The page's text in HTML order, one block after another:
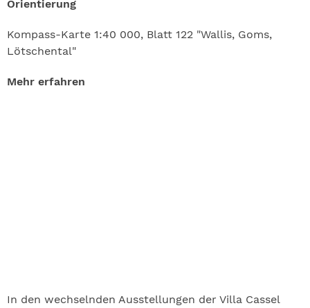
Orientierung
Kompass-Karte 1:40 000, Blatt 122 "Wallis, Goms,
Lötschental"
Mehr erfahren
In den wechselnden Ausstellungen der Villa Cassel